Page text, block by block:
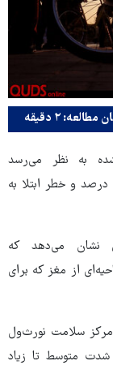
مطالعه: ۲ دقیقه
به نظر می‌رسد
دوچرخه‌سواری منظم، خطر ابتلا به زوال عقل را ۱۹ درصد و خطر ابتلا به
نشان می‌دهد که
از مغز که برای
مرکز سلامت نورث‌ول
متوسط تا زیاد